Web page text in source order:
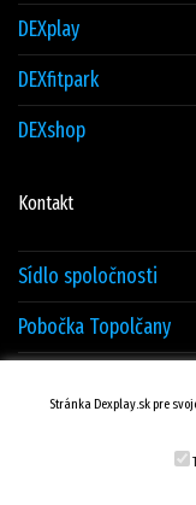
DEXplay
DEXfitpark
DEXshop
Kontakt
Sídlo spoločnosti
Pobočka Topolčany
Stránka Dexplay.sk pre